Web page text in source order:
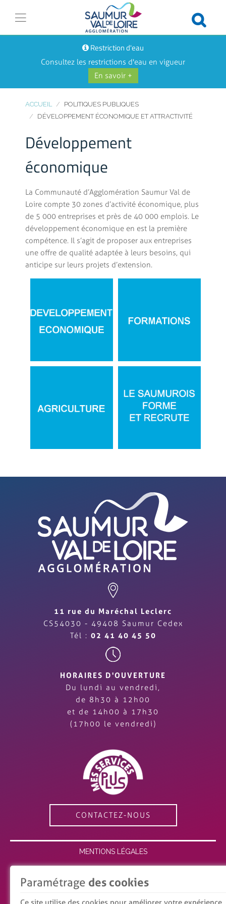
Restriction d'eau
Consultez les restrictions d'eau en vigueur
En savoir +
ACCUEIL
POLITIQUES PUBLIQUES
DÉVELOPPEMENT ÉCONOMIQUE ET ATTRACTIVITÉ
Développement
économique
La Communauté d’Agglomération Saumur Val de
Loire compte 30 zones d’activité économique, plus
de 5 000 entreprises et près de 40 000 emplois. Le
développement économique en est la première
compétence. Il s’agit de proposer aux entreprises
une offre de qualité adaptée à leurs besoins, qui
anticipe sur leurs projets d’extension.
Paramétrage des cookies
11 rue du Maréchal Leclerc
CS54030 - 49408 Saumur Cedex
Tél : 02 41 40 45 50
HORAIRES D'OUVERTURE
Du lundi au vendredi,
de 8h30 à 12h00
et de 14h00 à 17h30
(17h00 le vendredi)
CONTACTEZ-NOUS
MENTIONS LÉGALES